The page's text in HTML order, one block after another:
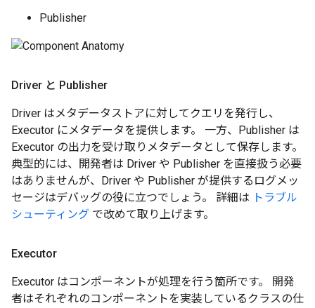
Publisher
Driver と Publisher
Driver はメタデータストアに対してクエリを発行し、
Executor にメタデータを提供します。 一方、Publisher は
Executor の出力を受け取りメタデータとして保存します。
典型的には、開発者は Driver や Publisher を直接扱う必要
はありませんが、Driver や Publisher が提供するログメッ
セージはデバッグの役に立つでしょう。 詳細は トラブル
シューティング で改めて取り上げます。
Executor
Executor はコンポーネントが処理を行う箇所です。 開発
者はそれぞれのコンポーネントを実装しているクラスの仕